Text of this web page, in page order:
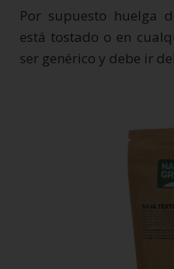
Por supuesto huelga
está tostado o en
ser genérico y debe ir